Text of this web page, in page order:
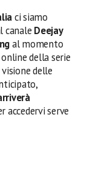
ci siamo
canale Deejay
al momento
della serie
delle
accedervi serve